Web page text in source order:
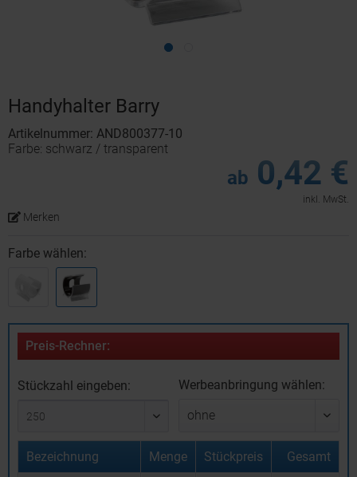
Handyhalter Barry
Artikelnummer: AND800377-10
Farbe: schwarz / transparent
ab 0,42 €
inkl. MwSt.
Merken
Farbe wählen:
Preis-Rechner:
Stückzahl eingeben: Werbeanbringung wählen:
Bezeichnung Menge Stückpreis Gesamt